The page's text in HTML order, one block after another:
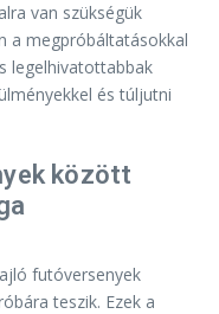
van szükségük
a megpróbáltatásokkal
legelhivatottabbak
és túljutni
között
futóversenyek
teszik. Ezek a